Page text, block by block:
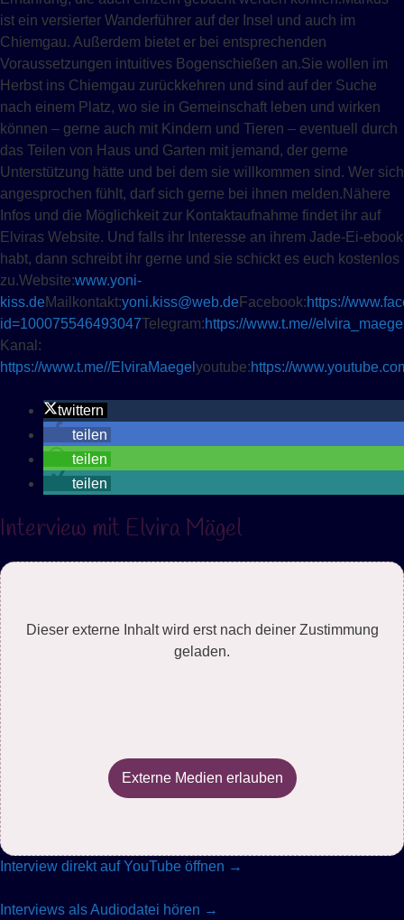
ist ein versierter Wanderführer auf der Insel und auch im
Chiemgau. Außerdem bietet er bei entsprechenden
Voraussetzungen intuitives Bogenschießen an.Sie wollen im
Herbst ins Chiemgau zurückkehren und sind auf der Suche
nach einem Platz, wo sie in Gemeinschaft leben und wirken
können – gerne auch mit Kindern und Tieren – eventuell durch
das Teilen von Haus und Garten mit jemand, der gerne
Unterstützung hätte und bei dem sie willkommen sind. Wer sich
angesprochen fühlt, darf sich gerne bei ihnen melden.Nähere
Infos und die Möglichkeit zur Kontaktaufnahme findet ihr auf
Elviras Website. Und falls ihr Interesse an ihrem Jade-Ei-ebook
habt, dann schreibt ihr gerne und sie schickt es euch kostenlos
zu.Website:www.yoni-
kiss.de Mailkontakt:yoni.kiss@web.de Facebook:https://
id=100075546493047Telegram:https://www.t.me//
Kanal:
https://www.t.me//ElviraMaegel youtube:https://
twittern
teilen
teilen
teilen
Interview mit Elvira Mägel
Dieser externe Inhalt wird erst nach deiner Zustimmung
geladen.
Externe Medien erlauben
Interview direkt auf YouTube öffnen →
Interviews als Audiodatei hören →